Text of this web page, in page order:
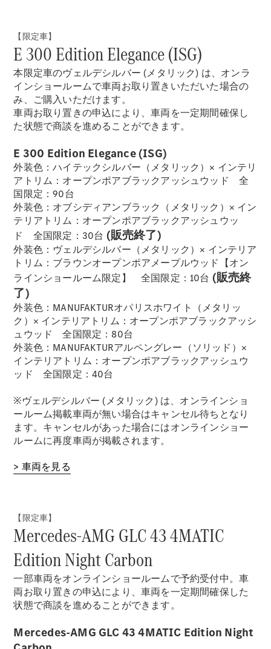
ベント キャ
ンペーン
Mercedes-
Benz LIVE!
Mercedes-
Benz
STUDIO
TOKYO
ディーラー
検索
ご購入相談
のご購入サ
ポート
デジタルコ
ンパニオン
限定車ライ
ンアップ
【限定車】
E 300 Edition Elegance (ISG)
本限定車のヴェルデシルバー (メタリック) は、オンラ
インショールームで車両お取り置きいただいた場合の
み、ご購入いただけます。
車両お取り置きの申込により、車両を一定期間確保し
た状態で商談を進めることができます。
E 300 Edition Elegance (ISG)
外装色：ハイテックシルバー（メタリック）× インテリ
アトリム：オープンポアブラックアッシュウッド 全
国限定：90台
外装色：オブシディアンブラック（メタリック）× イン
テリアトリム：オープンポアブラックアッシュウッ
ド 全国限定：30台 (販売終了)
外装色：ヴェルデシルバー（メタリック）× インテリア
トリム：ブラウンオープンポアメープルウッド【オン
ラインショールーム限定】 全国限定：10台 (販売終
了)
外装色：MANUFAKTURオパリスホワイト（メタリッ
ク）× インテリアトリム：オープンポアブラックアッシ
ュウッド 全国限定：80台
外装色：MANUFAKTURアルペングレー（ソリッド）×
インテリアトリム：オープンポアブラックアッシュウ
ッド 全国限定：40台
※ヴェルデシルバー (メタリック) は、オンラインショ
ールーム掲載車両が無い場合はキャンセル待ちとなり
ます。キャンセルがあった場合にはオンラインショー
ルームに再度車両が掲載されます。
> 車両を見る
【限定車】
Mercedes-AMG GLC 43 4MATIC
Edition Night Carbon
一部車両をオンラインショールームで予約受付中。車
両お取り置きの申込により、車両を一定期間確保した
状態で商談を進めることができます。
Mercedes-AMG GLC 43 4MATIC Edition Night